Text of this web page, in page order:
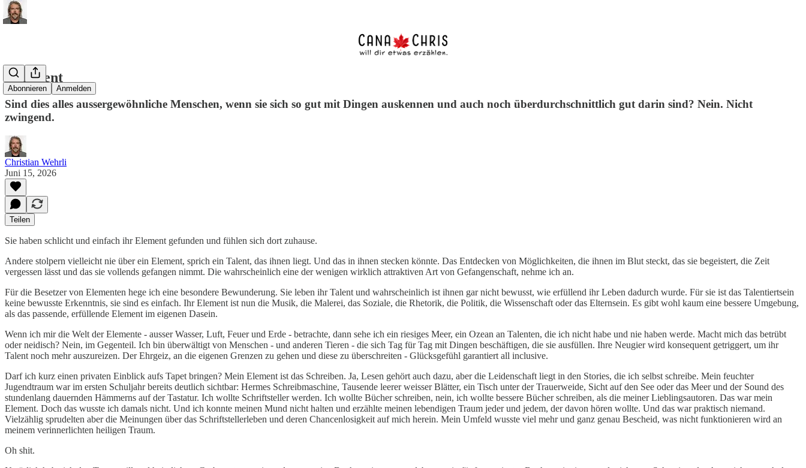
Abonnieren Anmelden
El Ement
Sind dies alles aussergewöhnliche Menschen, wenn sie sich so gut mit Dingen auskennen und auch noch überdurchschnittlich gut darin sind? Nein. Nicht
zwingend.
Christian Wehrli
Juni 15, 2026
Teilen
Sie haben schlicht und einfach ihr Element gefunden und fühlen sich dort zuhause.
Andere stolpern vielleicht nie über ein Element, sprich ein Talent, das ihnen liegt. Und das in ihnen stecken könnte. Das Entdecken von Möglichkeiten, die ihnen im Blut steckt, das sie begeistert, die Zeit
vergessen lässt und das sie vollends gefangen nimmt. Die wahrscheinlich eine der wenigen wirklich attraktiven Art von Gefangenschaft, nehme ich an.
Für die Besetzer von Elementen hege ich eine besondere Bewunderung. Sie leben ihr Talent und wahrscheinlich ist ihnen gar nicht bewusst, wie erfüllend ihr Leben dadurch wurde. Für sie ist das Talentiertsein
keine bewusste Erkenntnis, sie sind es einfach. Ihr Element ist nun die Musik, die Malerei, das Soziale, die Rhetorik, die Politik, die Wissenschaft oder das Elternsein. Es gibt wohl kaum eine bessere Umgebung,
als das passende, erfüllende Element im eigenen Dasein.
Wenn ich mir die Welt der Elemente - ausser Wasser, Luft, Feuer und Erde - betrachte, dann sehe ich ein riesiges Meer, ein Ozean an Talenten, die ich nicht habe und nie haben werde. Macht mich das betrübt
oder neidisch? Nein, im Gegenteil. Ich bin überwältigt von Menschen - und anderen Tieren - die sich Tag für Tag mit Dingen beschäftigen, die sie ausfüllen. Ihre Neugier wird konsequent getriggert, um ihr
Talent noch mehr auszureizen. Der Ehrgeiz, an die eigenen Grenzen zu gehen und diese zu überschreiten - Glücksgefühl garantiert all inclusive.
Darf ich kurz einen privaten Einblick aufs Tapet bringen? Mein Element ist das Schreiben. Ja, Lesen gehört auch dazu, aber die Leidenschaft liegt in den Stories, die ich selbst schreibe. Mein feuchter
Jugendtraum war im ersten Schuljahr bereits deutlich sichtbar: Hermes Schreibmaschine, Tausende leerer weisser Blätter, ein Tisch unter der Trauerweide, Sicht auf den See oder das Meer und der Sound des
stundenlang dauernden Hämmerns auf der Tastatur. Ich wollte Schriftsteller werden. Ich wollte Bücher schreiben, nein, ich wollte bessere Bücher schreiben, als die meiner Lieblingsautoren. Das war mein
Element. Doch das wusste ich damals nicht. Und ich konnte meinen Mund nicht halten und erzählte meinen lebendigen Traum jeder und jedem, der davon hören wollte. Und das war praktisch niemand.
Vielzählig sprudelten aber die Meinungen über das Schriftstellerleben und deren Chancenlosigkeit auf mich herein. Mein Umfeld wusste viel mehr und ganz genau Bescheid, was nicht funktionieren wird an
meinem verinnerlichten heiligen Traum.
Oh shit.